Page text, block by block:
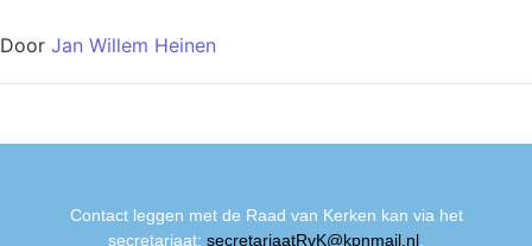
Door Jan Willem Heinen
Contact leggen met de Raad van Kerken kan via het
secretariaat: secretariaatRvK@kpnmail.nl